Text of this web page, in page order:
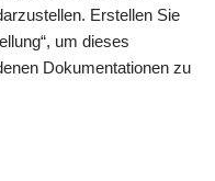
Erstellen Sie
um dieses
Dokumentationen zu